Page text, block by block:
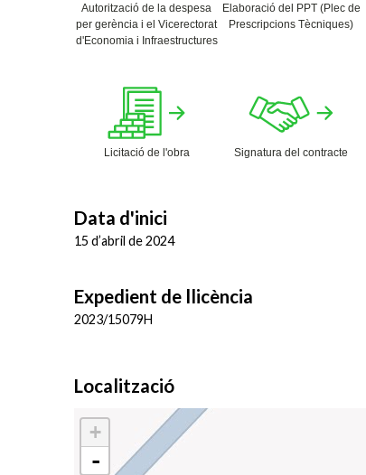
Autorització de la despesa
per gerència i el Vicerectorat
d'Economia i Infraestructures
Elaboració del PPT (Plec de
Prescripcions Tècniques)
Licitació de l'obra Signatura del contracte
Data d'inici
15 d’abril de 2024
Expedient de llicència
2023/15079H
Localització
+
-